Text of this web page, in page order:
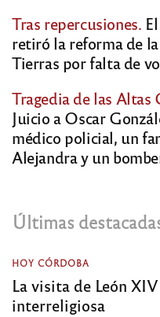
Tras repercusiones.
retiró la reforma de la
Tierras por falta de
Tragedia de las Altas
Juicio a Oscar
médico policial, un
Alejandra y un
Últimas
HOY CÓRDOBA
La visita de León
interreligiosa